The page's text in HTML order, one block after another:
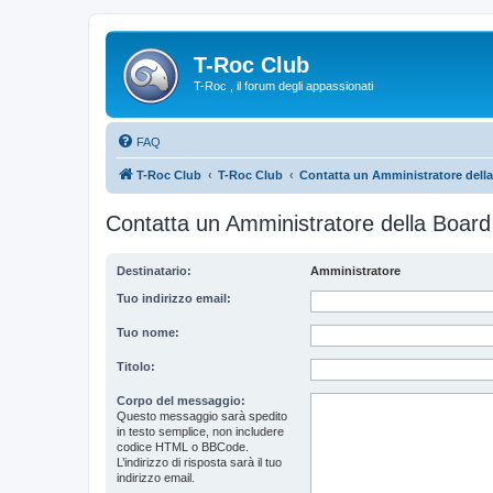
T-Roc Club
T-Roc , il forum degli appassionati
FAQ
T-Roc Club T-Roc Club Contatta un Amministratore
Contatta un Amministratore della Board
Destinatario: Amministratore
Tuo indirizzo email:
Tuo nome:
Titolo:
Corpo del messaggio:
Questo messaggio sarà spedito
in testo semplice, non includere
codice HTML o BBCode.
L’indirizzo di risposta sarà il tuo
indirizzo email.